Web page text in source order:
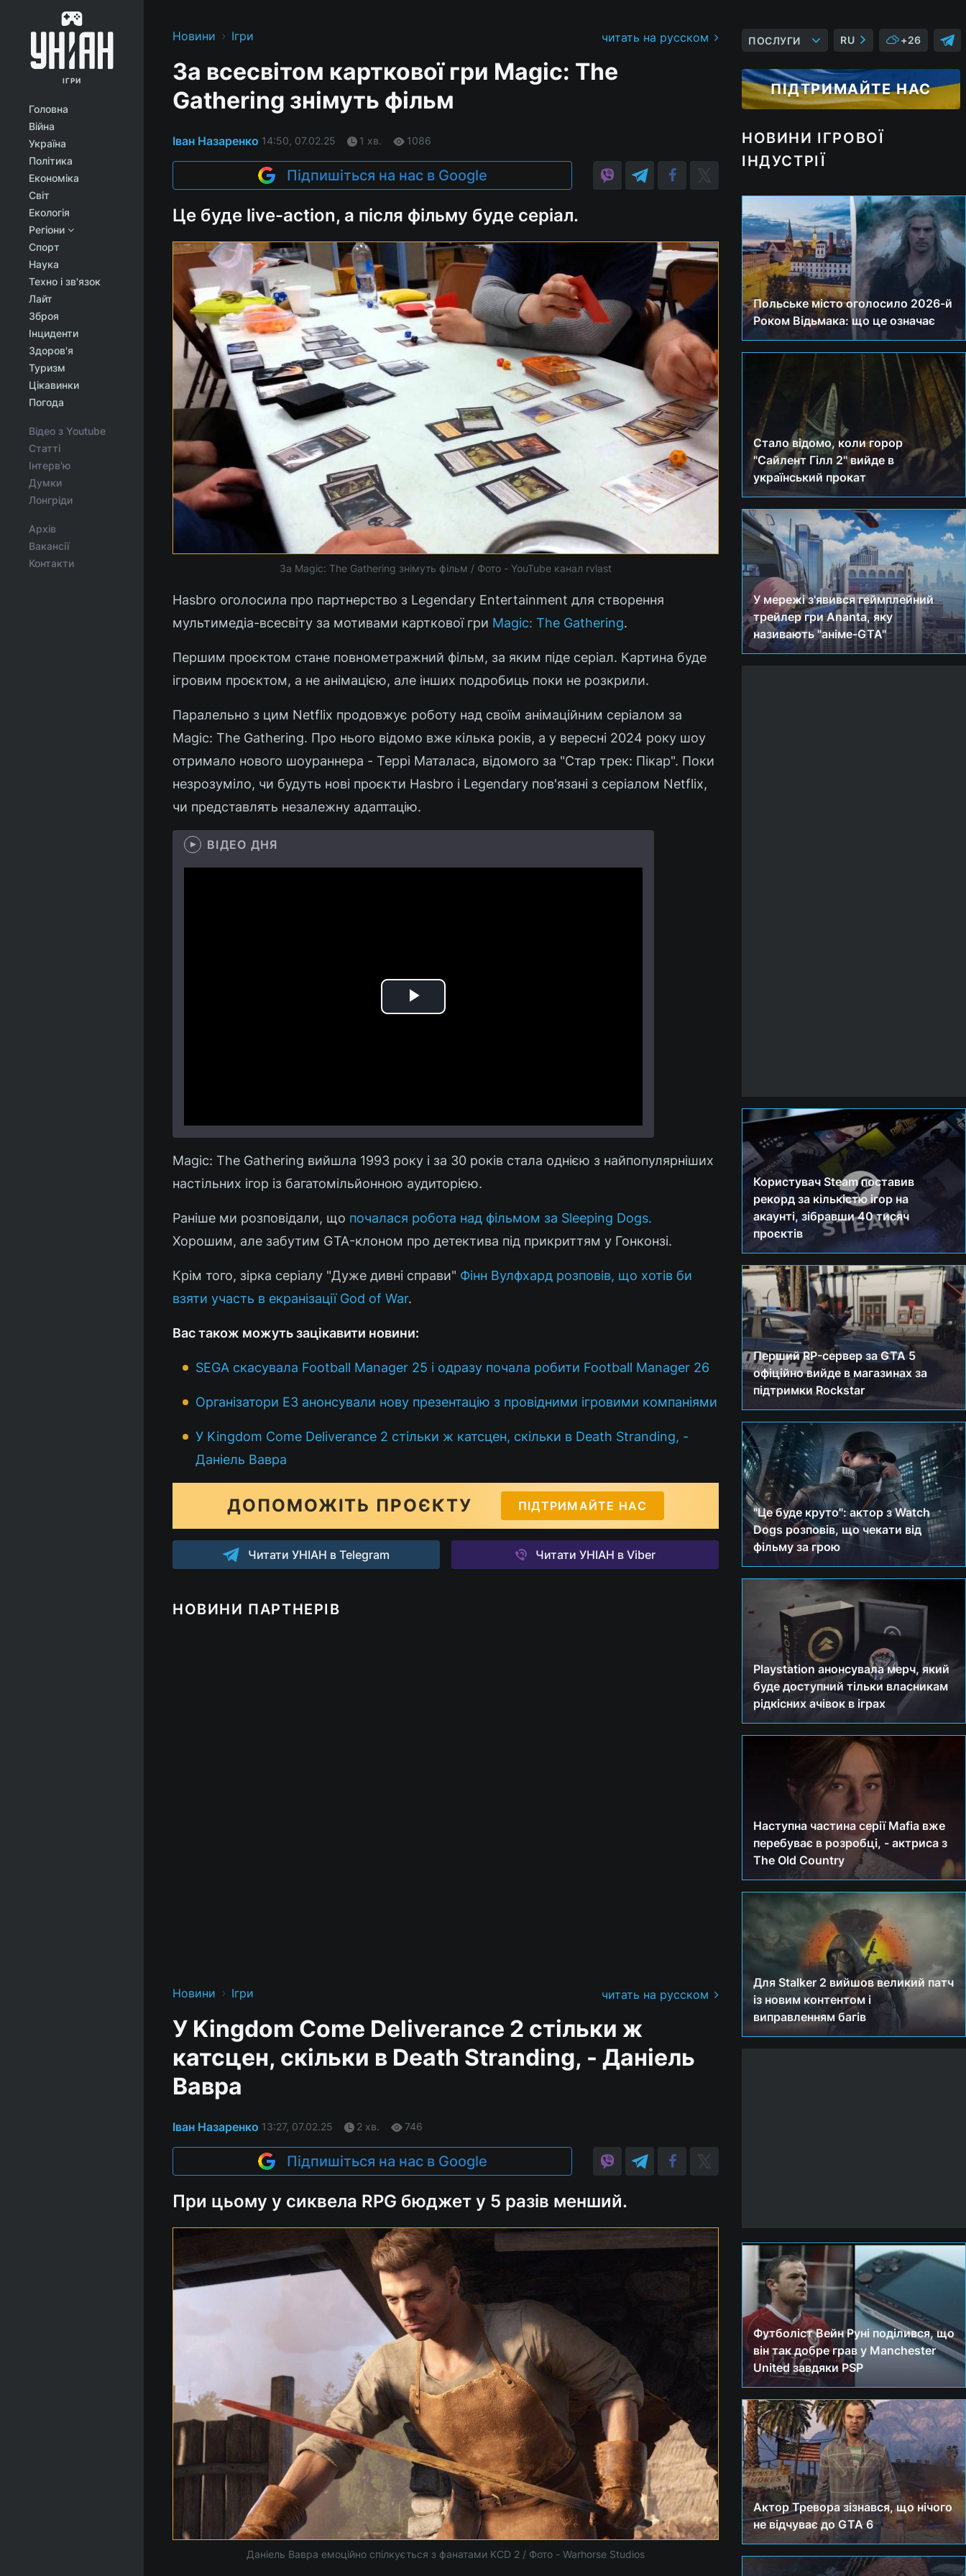
ІГРИ
Головна
Війна
Україна
Політика
Економіка
Світ
Екологія
Регіони
Спорт
Наука
Техно і зв'язок
Лайт
Зброя
Інциденти
Здоров'я
Туризм
Цікавинки
Погода
Відео з Youtube
Статті
Інтерв'ю
Думки
Лонгріди
Архів
Вакансії
Контакти
Новини › Ігри читать на русском
За всесвітом карткової гри Magic: The
Gathering знімуть фільм
Іван Назаренко 14:50, 07.02.25 1 хв. 1086
Підпишіться на нас в Google
Це буде live-action, а після фільму буде серіал.
За Magic: The Gathering знімуть фільм / Фото - YouTube канал rvlast
Hasbro оголосила про партнерство з Legendary Entertainment для створення
мультимедіа-всесвіту за мотивами карткової гри Magic: The Gathering.
Першим проєктом стане повнометражний фільм, за яким піде серіал. Картина буде
ігровим проєктом, а не анімацією, але інших подробиць поки не розкрили.
Паралельно з цим Netflix продовжує роботу над своїм анімаційним серіалом за
Magic: The Gathering. Про нього відомо вже кілька років, а у вересні 2024 року шоу
отримало нового шоураннера - Террі Маталаса, відомого за "Стар трек: Пікар". Поки
незрозуміло, чи будуть нові проєкти Hasbro і Legendary пов'язані з серіалом Netflix,
чи представлять незалежну адаптацію.
ВІДЕО ДНЯ
Play
Magic: The Gathering вийшла 1993 року і за 30 років стала однією з найпопулярніших
настільних ігор із багатомільйонною аудиторією.
Раніше ми розповідали, що почалася робота над фільмом за Sleeping Dogs.
Хорошим, але забутим GTA-клоном про детектива під прикриттям у Гонконзі.
Крім того, зірка серіалу "Дуже дивні справи" Фінн Вулфхард розповів, що хотів би
взяти участь в екранізації God of War.
Вас також можуть зацікавити новини:
SEGA скасувала Football Manager 25 і одразу почала робити Football Manager 26
Організатори E3 анонсували нову презентацію з провідними ігровими компаніями
У Kingdom Come Deliverance 2 стільки ж катсцен, скільки в Death Stranding, -
Даніель Вавра
ДОПОМОЖІТЬ ПРОЄКТУ ПІДТРИМАЙТЕ НАС
Читати УНІАН в Telegram Читати УНІАН в Viber
НОВИНИ ПАРТНЕРІВ
Новини › Ігри читать на русском
У Kingdom Come Deliverance 2 стільки ж
катсцен, скільки в Death Stranding, - Даніель
Вавра
Іван Назаренко 13:27, 07.02.25 2 хв. 746
Підпишіться на нас в Google
При цьому у сиквела RPG бюджет у 5 разів менший.
Даніель Вавра емоційно спілкується з фанатами KCD 2 / Фото - Warhorse Studios
ПОСЛУГИ RU +26
ПІДТРИМАЙТЕ НАС
НОВИНИ ІГРОВОЇ
ІНДУСТРІЇ
Польське місто оголосило 2026-й
Роком Відьмака: що це означає
Стало відомо, коли горор
"Сайлент Гілл 2" вийде в
український прокат
У мережі з'явився геймплейний
трейлер гри Ananta, яку
називають "аніме-GTA"
Користувач Steam поставив
рекорд за кількістю ігор на
акаунті, зібравши 40 тисяч
проєктів
Перший RP-сервер за GTA 5
офіційно вийде в магазинах за
підтримки Rockstar
"Це буде круто": актор з Watch
Dogs розповів, що чекати від
фільму за грою
Playstation анонсувала мерч, який
буде доступний тільки власникам
рідкісних ачівок в іграх
Наступна частина серії Mafia вже
перебуває в розробці, - актриса з
The Old Country
Для Stalker 2 вийшов великий патч
із новим контентом і
виправленням багів
Футболіст Вейн Руні поділився, що
він так добре грав у Manchester
United завдяки PSP
Актор Тревора зізнався, що нічого
не відчуває до GTA 6